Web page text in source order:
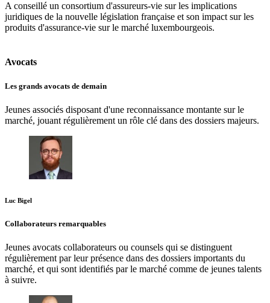
A conseillé un consortium d'assureurs-vie sur les implications
juridiques de la nouvelle législation française et son impact sur les
produits d'assurance-vie sur le marché luxembourgeois.
Avocats
Les grands avocats de demain
Jeunes associés disposant d'une reconnaissance montante sur le
marché, jouant régulièrement un rôle clé dans des dossiers majeurs.
Luc Bigel
Collaborateurs remarquables
Jeunes avocats collaborateurs ou counsels qui se distinguent
régulièrement par leur présence dans des dossiers importants du
marché, et qui sont identifiés par le marché comme de jeunes talents
à suivre.